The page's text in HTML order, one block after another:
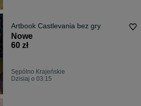
Artbook Castlevania bez gry
Nowe
60 zł
Sępólno Krajeńskie
Dzisiaj o 03:15